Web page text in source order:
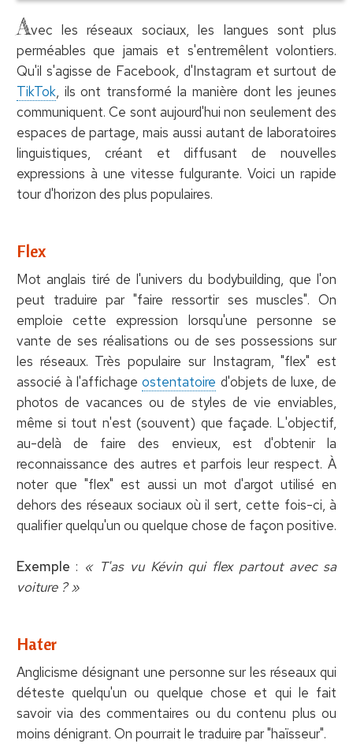
Avec les réseaux sociaux, les langues sont plus
perméables que jamais et s'entremêlent volontiers.
Qu'il s'agisse de Facebook, d'Instagram et surtout de
TikTok, ils ont transformé la manière dont les jeunes
communiquent. Ce sont aujourd'hui non seulement des
espaces de partage, mais aussi autant de laboratoires
linguistiques, créant et diffusant de nouvelles
expressions à une vitesse fulgurante. Voici un rapide
tour d'horizon des plus populaires.
Flex
Mot anglais tiré de l'univers du bodybuilding, que l'on
peut traduire par "faire ressortir ses muscles". On
emploie cette expression lorsqu'une personne se
vante de ses réalisations ou de ses possessions sur
les réseaux. Très populaire sur Instagram, "flex" est
associé à l'affichageostentatoire d'objets de luxe, de
photos de vacances ou de styles de vie enviables,
même si tout n'est (souvent) que façade. L'objectif,
au-delà de faire des envieux, est d'obtenir la
reconnaissance des autres et parfois leur respect. À
noter que "flex" est aussi un mot d'argot utilisé en
dehors des réseaux sociaux où il sert, cette fois-ci, à
qualifier quelqu'un ou quelque chose de façon positive.
Exemple : « T'as vu Kévin qui flex partout avec sa
voiture ? »
Hater
Anglicisme désignant une personne sur les réseaux qui
déteste quelqu'un ou quelque chose et qui le fait
savoir via des commentaires ou du contenu plus ou
moins dénigrant. On pourrait le traduire par "haïsseur".